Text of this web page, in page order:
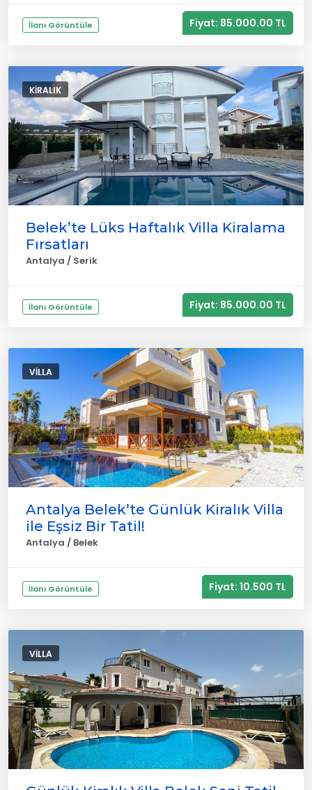
İlanı Görüntüle Fiyat: 85.000.00 TL
KIRALIK
Belek’te Lüks Haftalık Villa Kiralama
Fırsatları
Antalya / Serik
İlanı Görüntüle Fiyat: 85.000.00 TL
VILLA
Antalya Belek’te Günlük Kiralık Villa
ile Eşsiz Bir Tatil!
Antalya / Belek
İlanı Görüntüle Fiyat: 10.500 TL
VILLA